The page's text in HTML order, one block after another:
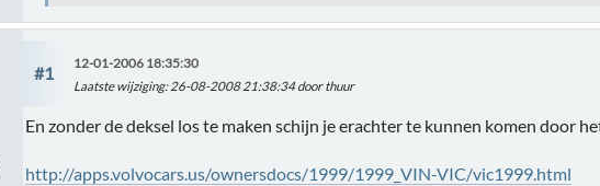
#1
12-01-2006 18:35:30
Laatste wijziging: 26-08-2008 21:38:34 door thuur
En zonder de deksel los te maken schijn je erachter te kunnen komen door
http://apps.volvocars.us/ownersdocs/1999/1999_VIN-VIC/vic1999.html